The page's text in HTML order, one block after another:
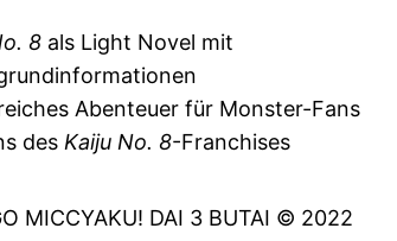
8 als Light Novel mit
Abenteuer für Monster-Fans
des Kaiju No. 8-Franchises
MICCYAKU! DAI 3 BUTAI © 2022